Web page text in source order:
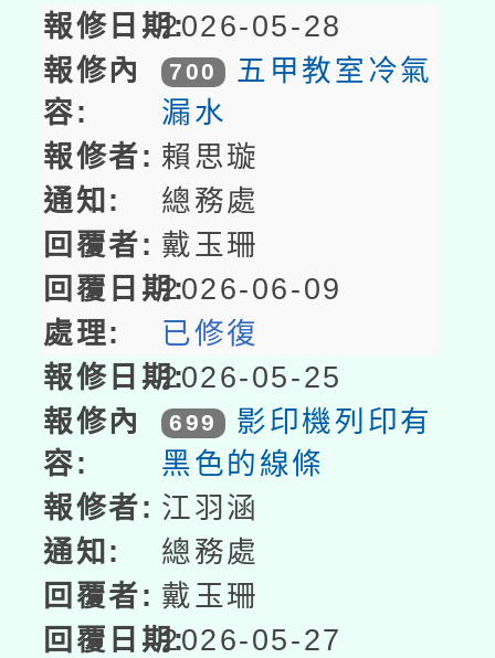
2026-05-28
700
五甲教室冷氣
漏水
賴思璇
總務處
戴玉珊
2026-06-09
已修復
2026-05-25
699
影印機列印有
黑色的線條
江羽涵
總務處
戴玉珊
2026-05-27